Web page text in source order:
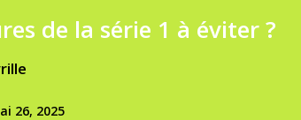
de la série 1 à éviter ?
26, 2025